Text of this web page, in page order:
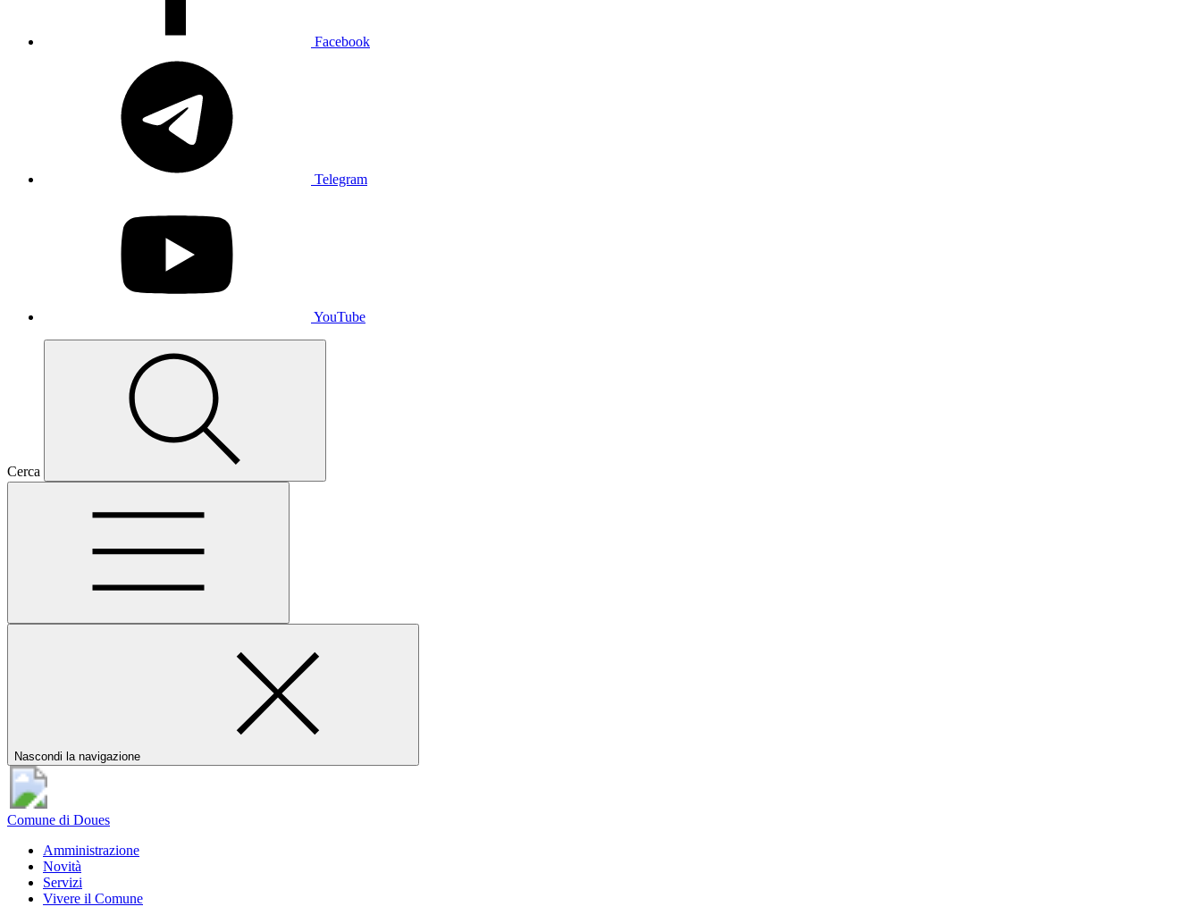
Facebook
Telegram
YouTube
Cerca
Nascondi la navigazione
Comune di Doues
Amministrazione
Novità
Servizi
Vivere il Comune